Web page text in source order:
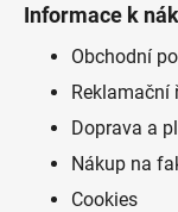
Informace k
Obchodní
Reklamační
Doprava a
Nákup na
Cookies